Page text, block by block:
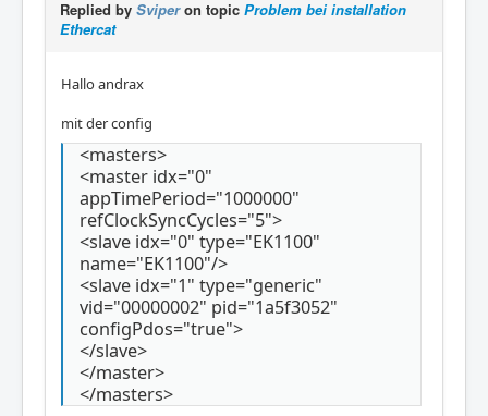
Replied by Sviperon topic Problem bei installation
Ethercat
Hallo andrax
mit der config
<masters>
<master idx="0"
appTimePeriod="1000000"
refClockSyncCycles="5">
<slave idx="0" type="EK1100"
name="EK1100"/>
<slave idx="1" type="generic"
vid="00000002" pid="1a5f3052"
configPdos="true">
</slave>
</master>
</masters>